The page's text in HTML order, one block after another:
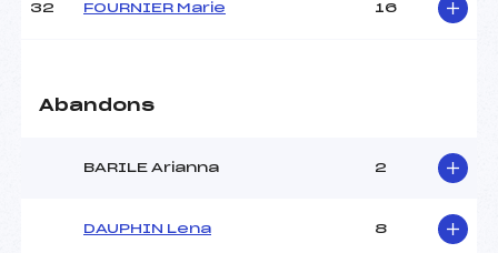
32 FOURNIER Marie 16
Abandons
BARILE Arianna 2
DAUPHIN Lena 8